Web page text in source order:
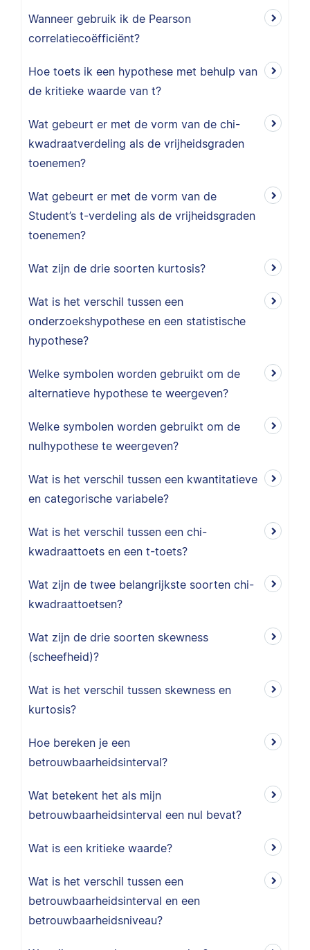
Wanneer gebruik ik de Pearson
correlatiecoëfficiënt?
Hoe toets ik een hypothese met behulp van
de kritieke waarde van t?
Wat gebeurt er met de vorm van de chi-
kwadraatverdeling als de vrijheidsgraden
toenemen?
Wat gebeurt er met de vorm van de
Student’s t-verdeling als de vrijheidsgraden
toenemen?
Wat zijn de drie soorten kurtosis?
Wat is het verschil tussen een
onderzoekshypothese en een statistische
hypothese?
Welke symbolen worden gebruikt om de
alternatieve hypothese te weergeven?
Welke symbolen worden gebruikt om de
nulhypothese te weergeven?
Wat is het verschil tussen een kwantitatieve
en categorische variabele?
Wat is het verschil tussen een chi-
kwadraattoets en een t-toets?
Wat zijn de twee belangrijkste soorten chi-
kwadraattoetsen?
Wat zijn de drie soorten skewness
(scheefheid)?
Wat is het verschil tussen skewness en
kurtosis?
Hoe bereken je een
betrouwbaarheidsinterval?
Wat betekent het als mijn
betrouwbaarheidsinterval een nul bevat?
Wat is een kritieke waarde?
Wat is het verschil tussen een
betrouwbaarheidsinterval en een
betrouwbaarheidsniveau?